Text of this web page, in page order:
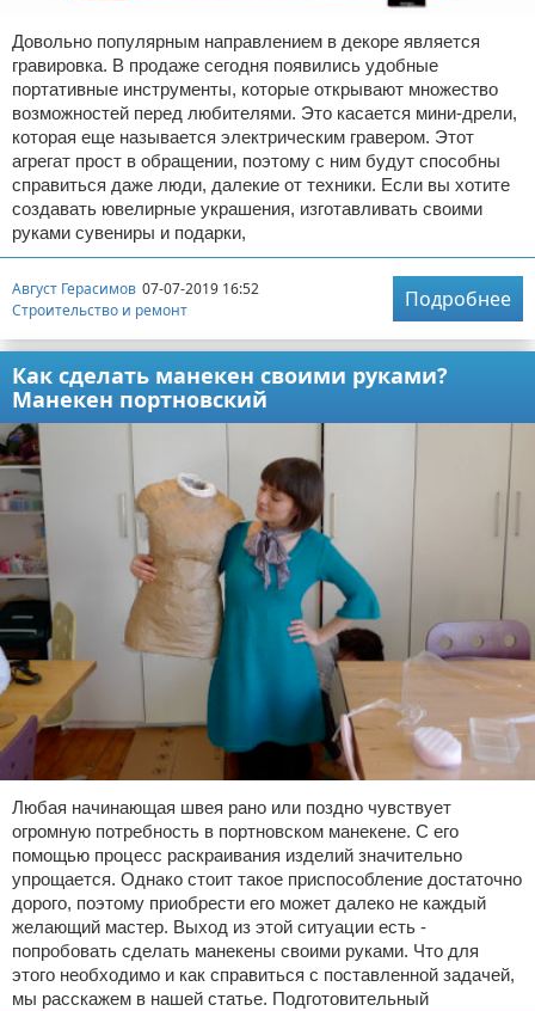
Довольно популярным направлением в декоре является
гравировка. В продаже сегодня появились удобные
портативные инструменты, которые открывают множество
возможностей перед любителями. Это касается мини-дрели,
которая еще называется электрическим гравером. Этот
агрегат прост в обращении, поэтому с ним будут способны
справиться даже люди, далекие от техники. Если вы хотите
создавать ювелирные украшения, изготавливать своими
руками сувениры и подарки,
Август Герасимов 07-07-2019 16:52
Строительство и ремонт
Подробнее
Как сделать манекен своими руками?
Манекен портновский
Любая начинающая швея рано или поздно чувствует
огромную потребность в портновском манекене. С его
помощью процесс раскраивания изделий значительно
упрощается. Однако стоит такое приспособление достаточно
дорого, поэтому приобрести его может далеко не каждый
желающий мастер. Выход из этой ситуации есть -
попробовать сделать манекены своими руками. Что для
этого необходимо и как справиться с поставленной задачей,
мы расскажем в нашей статье. Подготовительный